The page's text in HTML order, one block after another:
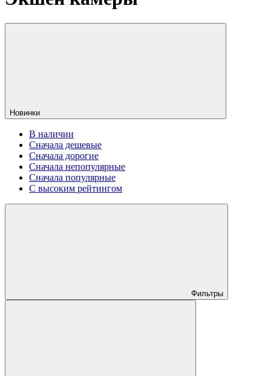
Новинки
В наличии
Сначала дешевые
Сначала дорогие
Сначала непопулярные
Сначала популярные
С высоким рейтингом
Фильтры